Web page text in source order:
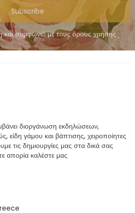
Subscribe
και συμφωνώ με τους όρους χρήσης
διοργάνωση εκδηλώσεων,
είδη γάμου και βάπτισης, χειροποίητες
τις δημιουργίες μας στα δικά σας
απορία καλέστε μας